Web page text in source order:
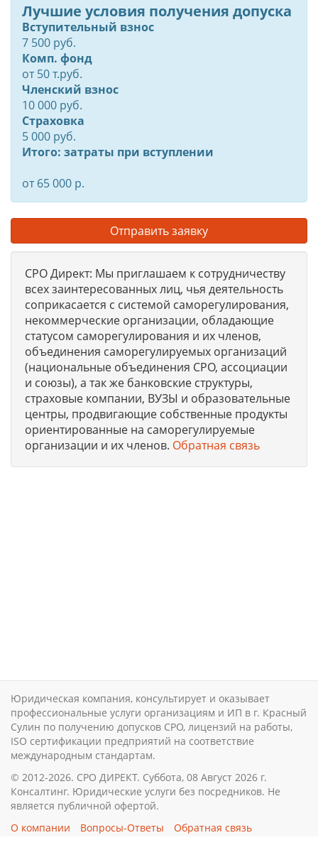
Лучшие условия получения допуска
Вступительный взнос
7 500 руб.
Комп. фонд
от50т.руб.
Членский взнос
10 000 руб.
Страховка
5 000 руб.
Итого: затраты при вступлении
от 65 000 р.
Отправить заявку
СРО Директ: Мы приглашаем к сотрудничеству
всех заинтересованных лиц, чья деятельность
соприкасается с системой саморегулирования,
некоммерческие организации, обладающие
статусом саморегулирования и их членов,
объединения саморегулируемых организаций
(национальные объединения СРО, ассоциации
и союзы), а так же банковские структуры,
страховые компании, ВУЗЫ и образовательные
центры, продвигающие собственные продукты
ориентированные на саморегулируемые
организации и их членов. Обратная связь
Юридическая компания, консультирует и оказывает
профессиональные услуги организациям и ИП в г. Красный
Сулин по получению допусков СРО, лицензий на работы,
ISO сертификации предприятий на соответствие
международным стандартам.
© 2012-2026. СРО ДИРЕКТ. Суббота, 08 Август 2026 г.
Консалтинг. Юридические услуги без посредников. Не
является публичной офертой.
О компании
Вопросы-Ответы
Обратная связь